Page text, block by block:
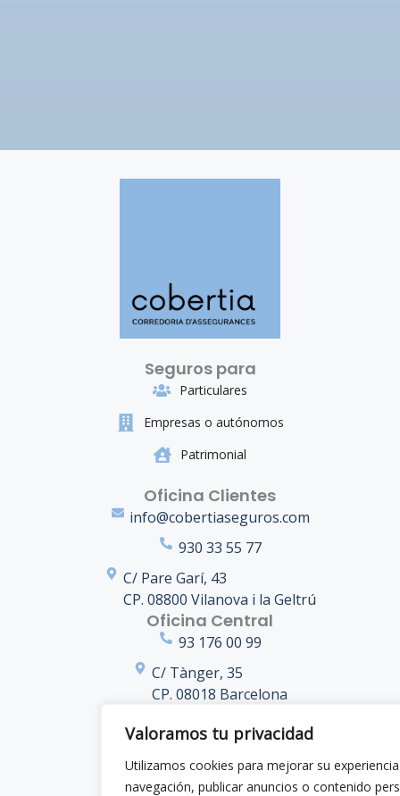
Valoramos tu privacidad
Utilizamos cookies para mejorar su
navegación, publicar anuncios o contenido
Seguros para
Particulares
Empresas o autónomos
Patrimonial
Oficina Clientes
info@cobertiaseguros.com
930 33 55 77
C/ Pare Garí, 43
CP. 08800 Vilanova i la Geltrú
Oficina Central
93 176 00 99
C/ Tànger, 35
CP. 08018 Barcelona
Formamos parte de